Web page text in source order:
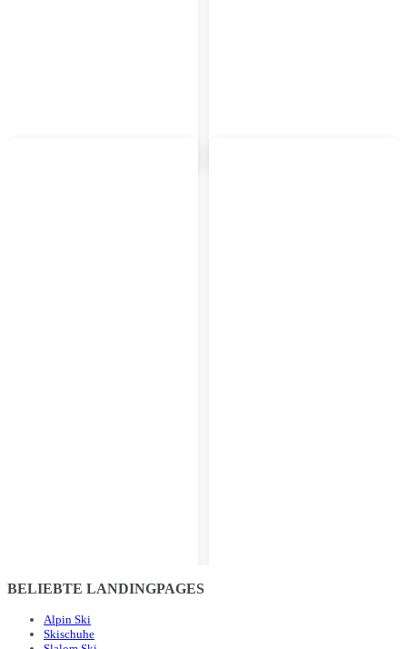
BELIEBTE LANDINGPAGES
Alpin Ski
Skischuhe